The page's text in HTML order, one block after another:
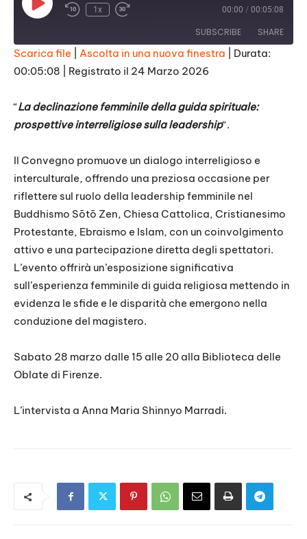
Play
Episode
1x 00:00 / 00:05:08
SUBSCRIBE SHARE
SHARE
LINK
EMBED
Scarica file Ascolta in una nuova finestra
Durata:
00:05:08
Registrato il 24 Marzo 2026
“La declinazione femminile della guida spirituale:
prospettive interreligiose sulla leadership“.
Il Convegno promuove un dialogo interreligioso e
interculturale, offrendo una preziosa occasione per
riflettere sul ruolo della leadership femminile nel
Buddhismo Sōtō Zen, Chiesa Cattolica, Cristianesimo
Protestante, Ebraismo e Islam, con un coinvolgimento
attivo e una partecipazione diretta degli spettatori.
L’evento offrirà un’esposizione significativa
sull’esperienza femminile di guida religiosa mettendo in
evidenza le sfide e le disparità che emergono nella
conduzione del magistero.
Sabato 28 marzo dalle 15 alle 20 alla Biblioteca delle
Oblate di Firenze.
L’intervista a Anna Maria Shinnyo Marradi.